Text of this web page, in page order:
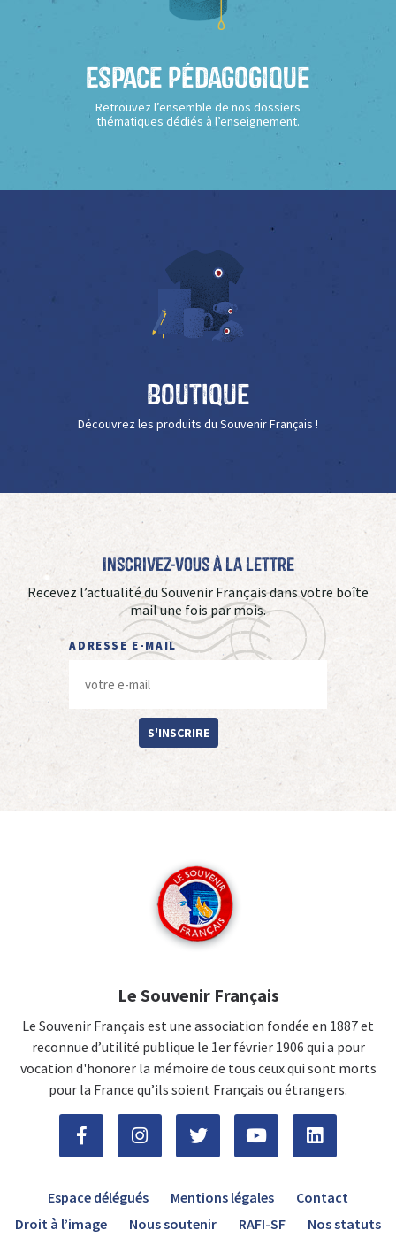
Espace Pédagogique
Retrouvez l’ensemble de nos dossiers
thématiques dédiés à l’enseignement.
Boutique
Découvrez les produits du Souvenir Français !
Inscrivez-vous à La Lettre
Recevez l’actualité du Souvenir Français dans votre boîte
mail une fois par mois.
ADRESSE E-MAIL
S'INSCRIRE
Le Souvenir Français
Le Souvenir Français est une association fondée en 1887 et
reconnue d’utilité publique le 1er février 1906 qui a pour
vocation d'honorer la mémoire de tous ceux qui sont morts
pour la France qu’ils soient Français ou étrangers.
Espace délégués Mentions légales
Contact
Droit à l’image
Nous soutenir RAFI-SF Nos statuts